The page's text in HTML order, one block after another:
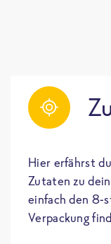
Hier erfährst
Zutaten zu
einfach den 8-
Verpackung